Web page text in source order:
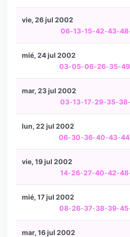
06-13-15-42-43-48
vie, 26 jul 2002
03-05-06-26-35-49
mié, 24 jul 2002
03-13-17-29-35-38-
mar, 23 jul 2002
06-30-36-40-43-44
lun, 22 jul 2002
14-26-27-40-42-48
vie, 19 jul 2002
08-26-37-38-39-45
mié, 17 jul 2002
mar, 16 jul 2002